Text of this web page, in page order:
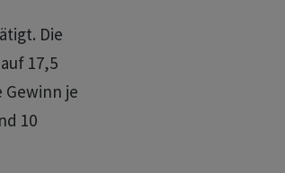
Die
17,5
je
10